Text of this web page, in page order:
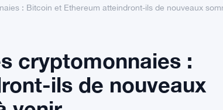
: Bitcoin et Ethereum atteindront-ils de nouveaux
cryptomonnaies :
ils de nouveaux